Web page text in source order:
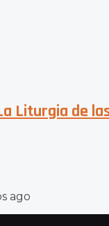
Liturgia de
ago